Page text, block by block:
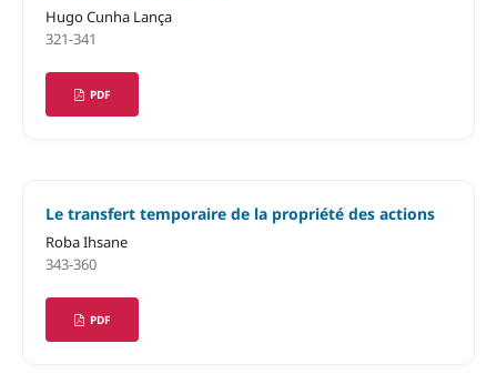
Hugo Cunha Lança
321-341
PDF
Le transfert temporaire de la propriété des actions
Roba Ihsane
343-360
PDF